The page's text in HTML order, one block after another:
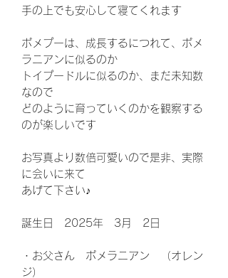
手の上でも安心して寝てくれます
ポメプーは、成長するにつれて、ポメ
ラニアンに似るのか
トイプードルに似るのか、まだ未知数
なので
どのように育っていくのかを観察する
のが楽しいです
お写真より数倍可愛いので是非、実際
に会いに来て
あげて下さい♪
誕生日 2025年 3月 2日
・お父さん ポメラニアン （オレン
ジ）